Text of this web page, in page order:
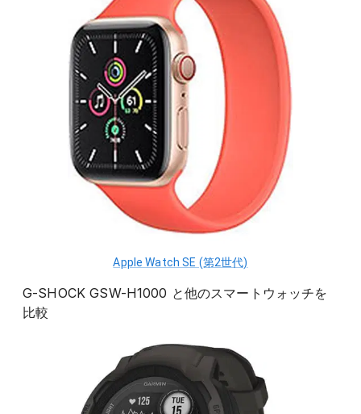
Apple Watch SE (第2世代)
G-SHOCK GSW-H1000 と他のスマートウォッチを
比較